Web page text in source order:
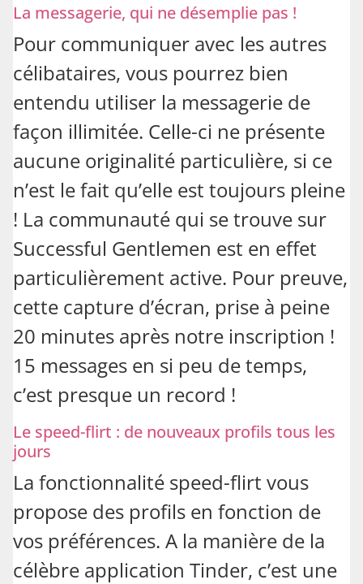
La messagerie, qui ne désemplie pas !
Pour communiquer avec les autres
célibataires, vous pourrez bien
entendu utiliser la messagerie de
façon illimitée. Celle-ci ne présente
aucune originalité particulière, si ce
n’est le fait qu’elle est toujours pleine
! La communauté qui se trouve sur
Successful Gentlemen est en effet
particulièrement active. Pour preuve,
cette capture d’écran, prise à peine
20 minutes après notre inscription !
15 messages en si peu de temps,
c’est presque un record !
Le speed-flirt : de nouveaux profils tous les
jours
La fonctionnalité speed-flirt vous
propose des profils en fonction de
vos préférences. A la manière de la
célèbre application Tinder, c’est une